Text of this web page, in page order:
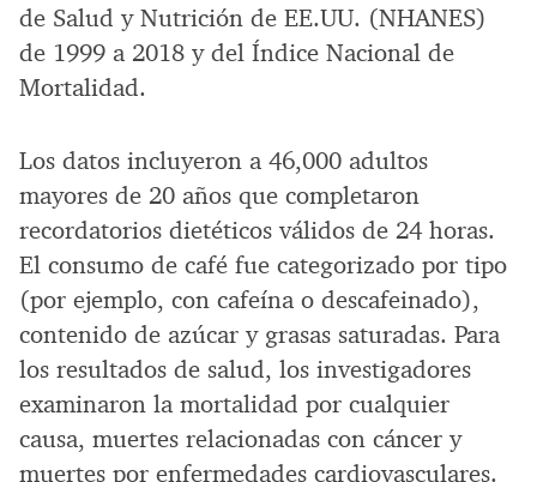
de Salud y Nutrición de EE.UU. (NHANES)
de 1999 a 2018 y del Índice Nacional de
Mortalidad.
Los datos incluyeron a 46,000 adultos
mayores de 20 años que completaron
recordatorios dietéticos válidos de 24 horas.
El consumo de café fue categorizado por tipo
(por ejemplo, con cafeína o descafeinado),
contenido de azúcar y grasas saturadas. Para
los resultados de salud, los investigadores
examinaron la mortalidad por cualquier
causa, muertes relacionadas con cáncer y
muertes por enfermedades cardiovasculares.